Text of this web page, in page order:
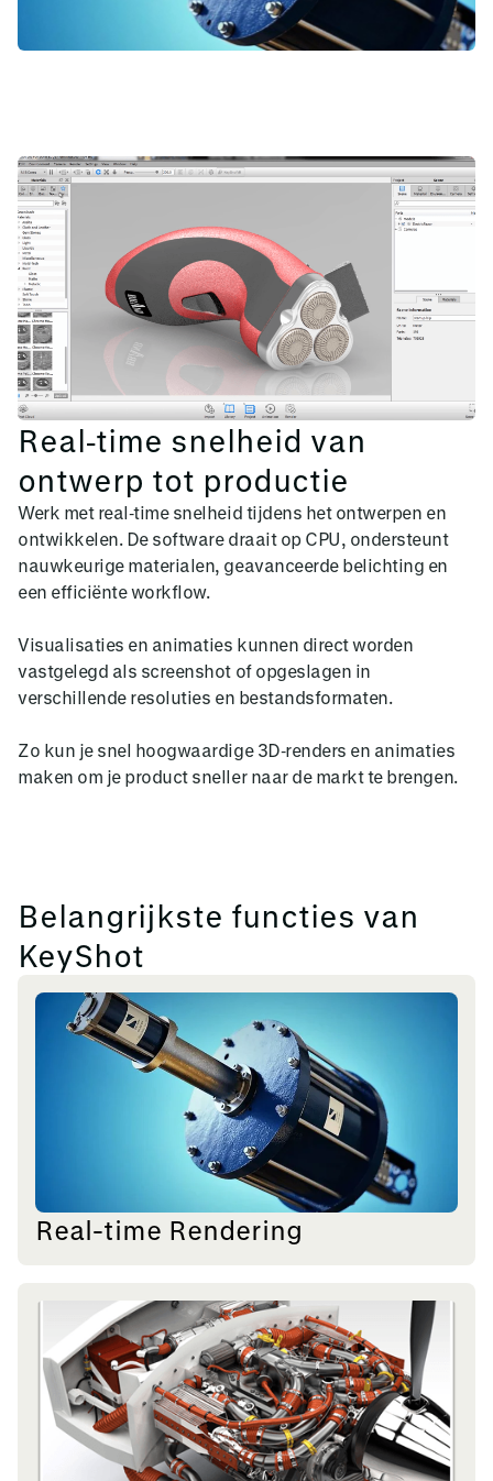
Real‑time snelheid van
ontwerp tot productie
Werk met real‑time snelheid tijdens het ontwerpen en
ontwikkelen. De software draait op CPU, ondersteunt
nauwkeurige materialen, geavanceerde belichting en
een efficiënte workflow.
Visualisaties en animaties kunnen direct worden
vastgelegd als screenshot of opgeslagen in
verschillende resoluties en bestandsformaten.
Zo kun je snel hoogwaardige 3D‑renders en animaties
maken om je product sneller naar de markt te brengen.
Belangrijkste functies van
KeyShot
Real-time Rendering